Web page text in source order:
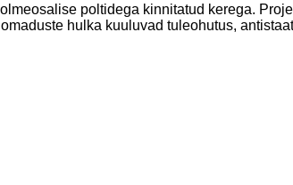
poltidega kinnitatud kerega.
hulka kuuluvad tuleohutus,